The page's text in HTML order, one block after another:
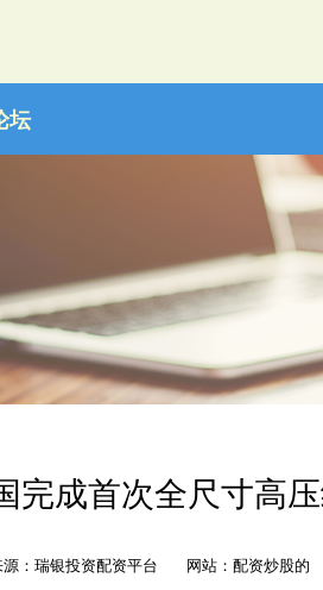
坛
完成首次全尺寸高
：瑞银投资配资平台 网站：配资炒股的